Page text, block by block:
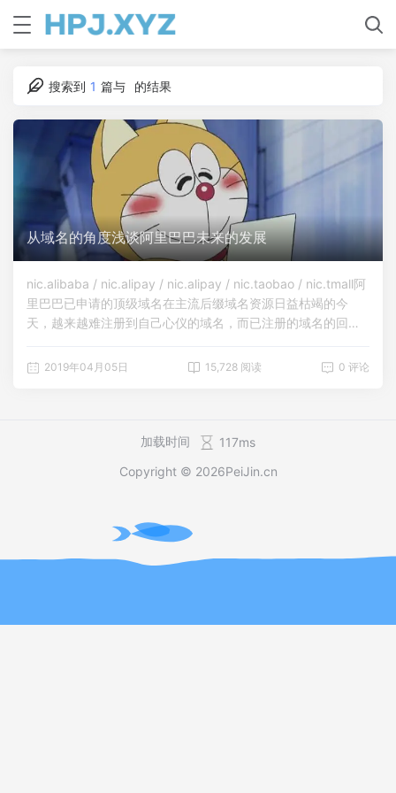
搜索到 1 篇与 的结果
从域名的角度浅谈阿里巴巴未来的发展
nic.alibaba / nic.alipay / nic.alipay / nic.taobao / nic.tmall阿
里巴巴已申请的顶级域名在主流后缀域名资源日益枯竭的今
天，越来越难注册到自己心仪的域名，而已注册的域名的回购
类企业和组织的青睐，新顶级域名后缀无疑能延伸更多的创
Google 和.Youtube 。2015年，阿里巴巴向ICANN申请了一批
y 、.Taobao 以及.Tmall ，目前已经开放注册的只有.Xin 域
2019年04月05日 15,728 阅读 0 评论
加载时间
117ms
Copyright © 2026PeiJin.cn